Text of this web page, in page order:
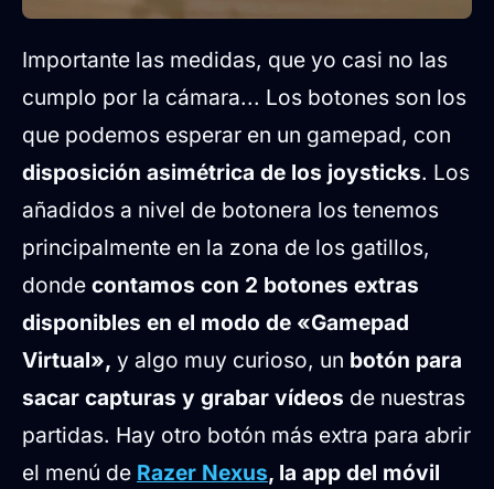
Importante las medidas, que yo casi no las
cumplo por la cámara... Los botones son los
que podemos esperar en un gamepad, con
disposición asimétrica de los joysticks. Los
añadidos a nivel de botonera los tenemos
principalmente en la zona de los gatillos,
donde contamos con 2 botones extras
disponibles en el modo de «Gamepad
Virtual», y algo muy curioso, un botón para
sacar capturas y grabar vídeos de nuestras
partidas. Hay otro botón más extra para abrir
el menú de Razer Nexus, la app del móvil